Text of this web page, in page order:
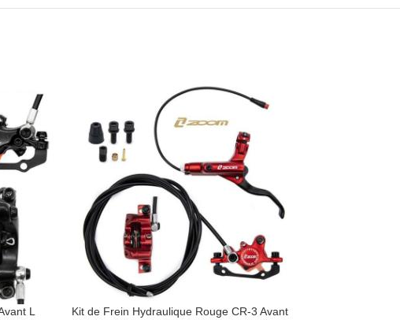
L Kit de Frein Hydraulique Rouge CR-3 Avant